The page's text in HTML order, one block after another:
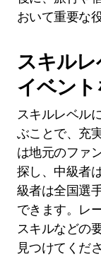
おいて重要な
スキル
イベント
スキルレベル
ぶことで、充
は地元のファ
探し、中級者
級者は全国選
できます。レ
スキルなどの
見つけてくだ